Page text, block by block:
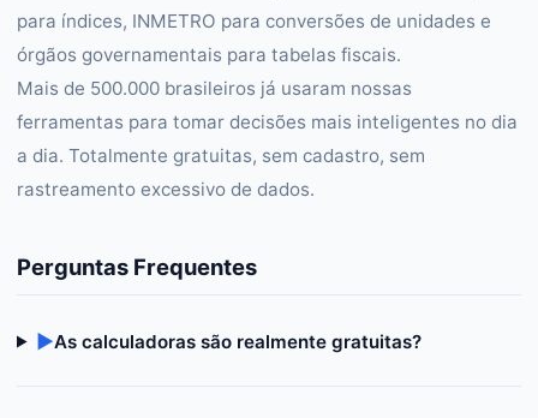
para índices, INMETRO para conversões de unidades e
órgãos governamentais para tabelas fiscais.
Mais de 500.000 brasileiros já usaram nossas
ferramentas para tomar decisões mais inteligentes no dia
a dia. Totalmente gratuitas, sem cadastro, sem
rastreamento excessivo de dados.
Perguntas Frequentes
▶As calculadoras são realmente gratuitas?